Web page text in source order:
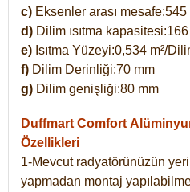
c) Eksenler arası mesafe:545
d) Dilim ısıtma kapasitesi:166
e) Isıtma Yüzeyi:0,534 m²/
f) Dilim Derinliği:70 mm
g) Dilim genişliği:80 mm
Duffmart Comfort
Özellikleri
1-Mevcut radyatörünüzün
yapmadan montaj